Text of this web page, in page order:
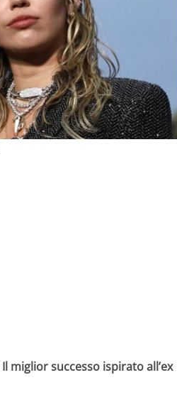
miglior successo ispirato all’ex